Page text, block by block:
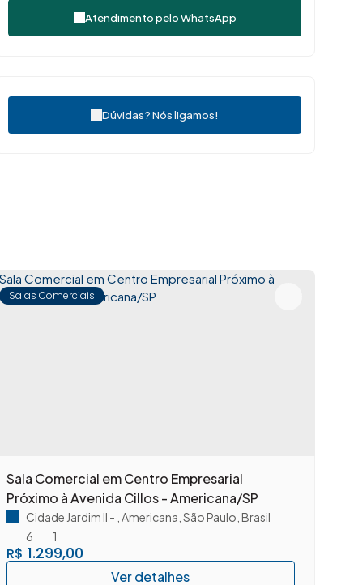
Atendimento peloWhatsApp
Dúvidas? Nós ligamos!
Salas Comerciais
Sala Comercial em Centro Empresarial
Próximo à Avenida Cillos - Americana/SP
R$ 1.299,00
Cidade Jardim II Americana São Paulo Brasil
6
1